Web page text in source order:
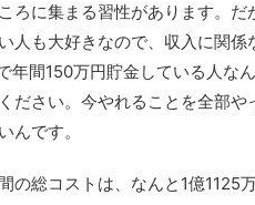
ろに集まる習性があります。だ
人も大好きなので、収入に関
間150万円貯金している人な
ださい。今やれることを全部や
んです。
の総コストは、なんと1億1125